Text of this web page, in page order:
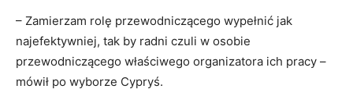
– Zamierzam rolę przewodniczącego wypełnić jak
najefektywniej, tak by radni czuli w osobie
przewodniczącego właściwego organizatora ich pracy –
mówił po wyborze Cypryś.